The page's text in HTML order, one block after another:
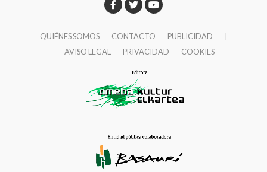
QUIÉNES SOMOS CONTACTO PUBLICIDAD
AVISO LEGAL
PRIVACIDAD COOKIES